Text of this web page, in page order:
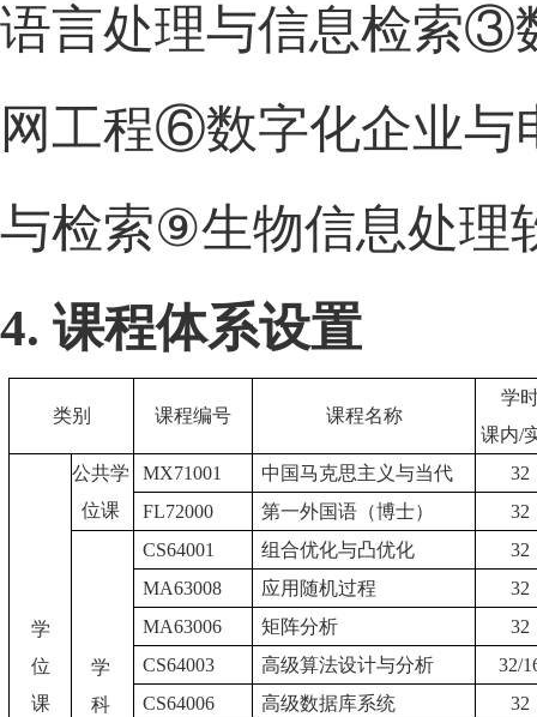
语言处理与信息检索③
网工程⑥数字化企业与
与检索⑨生物信息处理
4. 课程体系设置
类别 课程编号 课程名称
学
课内/
学
位
课
公共学
位课
MX71001 中国马克思主义与当代
32
FL72000
第一外国语（博士） 32
学
科
CS64001 组合优化与凸优化
32
MA63008
应用随机过程
32
MA63006
矩阵分析
32
CS64003
高级算法设计与分析
32/
CS64006
高级数据库系统
32